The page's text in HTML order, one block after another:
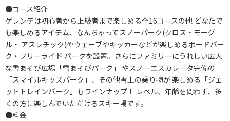
●コース紹介
ゲレンデは初心者から上級者まで楽しめる全16コースの他 どなたで
も楽しめるアイテム、なんちゃってスノーパーク(クロス・モーグ
ル・ アスレチック)やウェーブやキッカーなどが楽しめるボードパー
ク・フリーライド パークを設置。さらにファミリーにうれしい広大
な雪あそび広場「雪あそびパーク」 やスノーエスカレータ完備の
「スマイルキッズパーク」、その他雪上の乗り物が 楽しめる「ジェ
ットトレインパーク」もラインナップ！ レベル、年齢を問わず、多
くの方に楽しんでいただけるスキー場です。
●料金